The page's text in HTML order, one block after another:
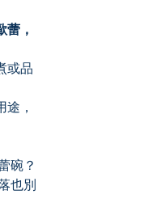
，
或品
，
碗？
也別